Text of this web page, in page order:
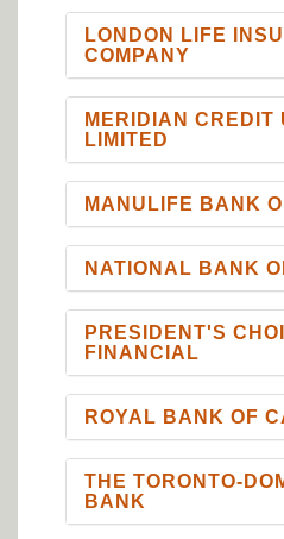
LONDON LIFE
COMPANY
MERIDIAN CREDIT
LIMITED
MANULIFE BANK
NATIONAL BANK
PRESIDENT'S
FINANCIAL
ROYAL BANK OF
THE TORONTO-
BANK